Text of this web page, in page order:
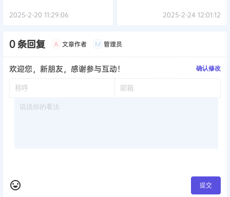
2025-2-20 11:29:06 2025-2-24 12:01:12
0 条回复 A 文章作者 M 管理员
欢迎您，新朋友，感谢参与互动！ 确认修改
提交